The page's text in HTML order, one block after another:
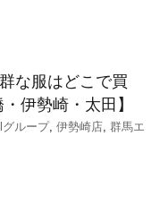
な服はどこで買
伊勢崎・太田】
グループ, 伊勢崎店, 群馬エ